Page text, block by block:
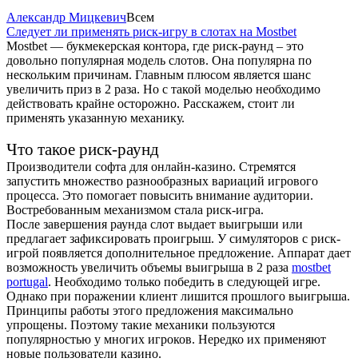
Александр МицкевичВсем
Следует ли применять риск-игру в слотах на Mostbet
Mostbet — букмекерская контора, где риск-раунд – это
довольно популярная модель слотов. Она популярна по
нескольким причинам. Главным плюсом является шанс
увеличить приз в 2 раза. Но с такой моделью необходимо
действовать крайне осторожно. Расскажем, стоит ли
применять указанную механику.
Что такое риск-раунд
Производители софта для онлайн-казино. Стремятся
запустить множество разнообразных вариаций игрового
процесса. Это помогает повысить внимание аудитории.
Востребованным механизмом стала риск-игра.
После завершения раунда слот выдает выигрыши или
предлагает зафиксировать проигрыш. У симуляторов с риск-
игрой появляется дополнительное предложение. Аппарат дает
возможность увеличить объемы выигрыша в 2 раза mostbet
portugal. Необходимо только победить в следующей игре.
Однако при поражении клиент лишится прошлого выигрыша.
Принципы работы этого предложения максимально
упрощены. Поэтому такие механики пользуются
популярностью у многих игроков. Нередко их применяют
новые пользователи казино.